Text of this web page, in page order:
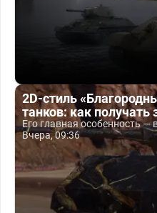
2D-стиль
танков: как получать
Его главная особенность
Вчера, 09:36